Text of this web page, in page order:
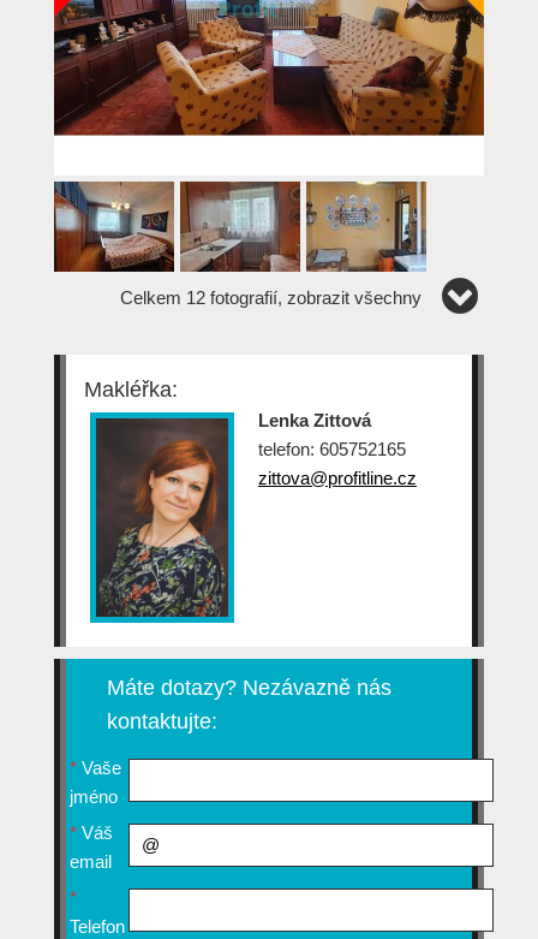
Celkem 12 fotografií, zobrazit všechny
Makléřka:
Lenka Zittová
telefon: 605752165
zittova@profitline.cz
Máte dotazy? Nezávazně nás
kontaktujte:
* Vaše
jméno
* Váš
email
*
Telefon